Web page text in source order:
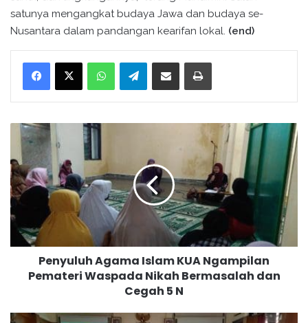
satunya mengangkat budaya Jawa dan budaya se-
Nusantara dalam pandangan kearifan lokal. (end)
WhatsApp Telegram
n
y
u
l
u
A
I
Penyuluh Agama Islam KUA Ngampilan
Pemateri Waspada Nikah Bermasalah dan
Cegah 5 N
M